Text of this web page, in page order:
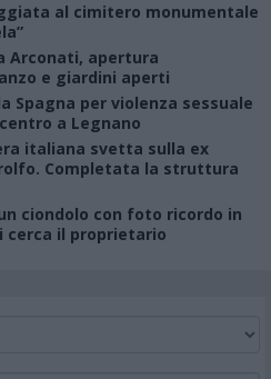
al cimitero monumentale
Arconati, apertura
e giardini aperti
Spagna per violenza sessuale
a Legnano
italiana svetta sulla ex
Completata la struttura
ciondolo con foto ricordo in
cerca il proprietario